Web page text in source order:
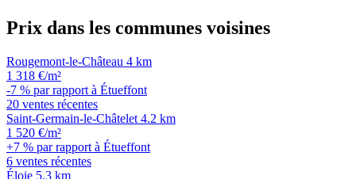
Prix dans les communes voisines
Rougemont-le-Château 4 km
1 318 €/m²
-7 % par rapport à Étueffont
20 ventes récentes
Saint-Germain-le-Châtelet 4.2 km
1 520 €/m²
+7 % par rapport à Étueffont
6 ventes récentes
Éloie 5.3 km